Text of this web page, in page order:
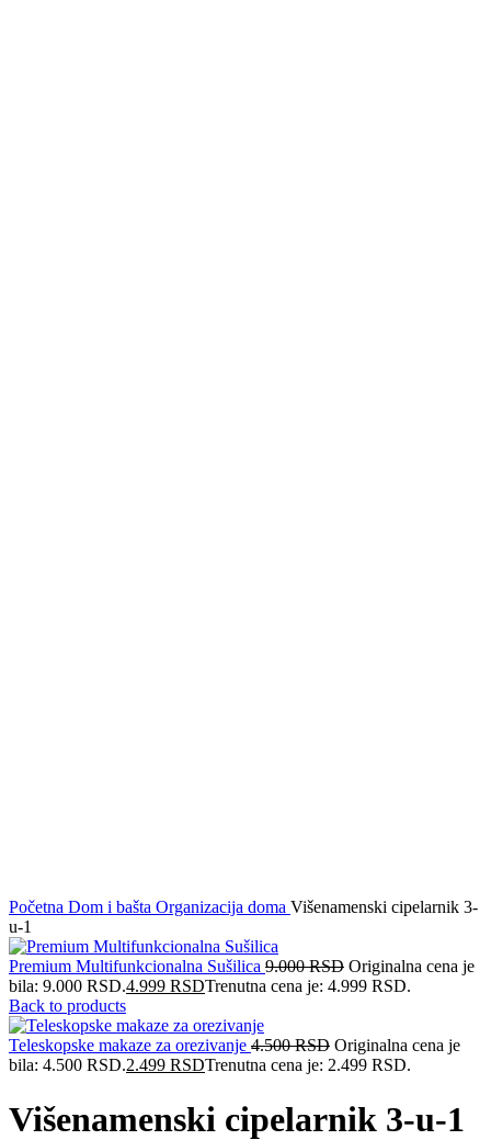
Početna Dom i bašta Organizacija doma Višenamenski cipelarnik 3-
u-1
Premium Multifunkcionalna Sušilica 9.000RSD Originalna cena je
bila: 9.000 RSD.4.999 RSDTrenutna cena je: 4.999 RSD.
Back to products
Teleskopske makaze za orezivanje 4.500RSD Originalna cena je
bila: 4.500 RSD.2.499 RSDTrenutna cena je: 2.499 RSD.
Višenamenski cipelarnik 3-u-1